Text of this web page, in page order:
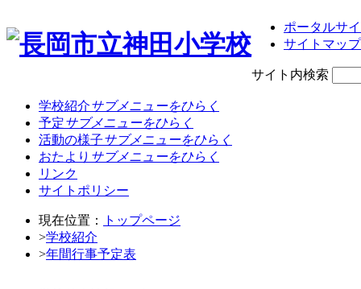
ポータルサ
サイトマップ
サイト内検索
学校紹介サブメニューをひらく
予定サブメニューをひらく
活動の様子サブメニューをひらく
おたより サブメニューをひらく
リンク
サイトポリシー
現在位置：
トップページ
>学校紹介
>年間行事予定表